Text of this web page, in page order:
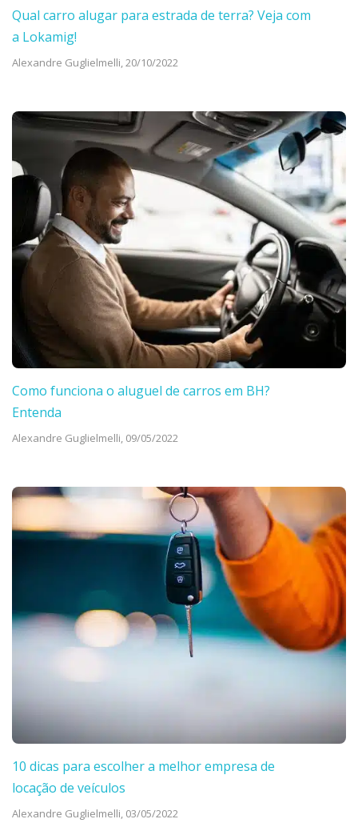
Qual carro alugar para estrada de terra? Veja com
a Lokamig!
Alexandre Guglielmelli,20/10/2022
Como funciona o aluguel de carros em BH?
Entenda
Alexandre Guglielmelli, 09/05/2022
10 dicas para escolher a melhor empresa de
locação de veículos
Alexandre Guglielmelli, 03/05/2022